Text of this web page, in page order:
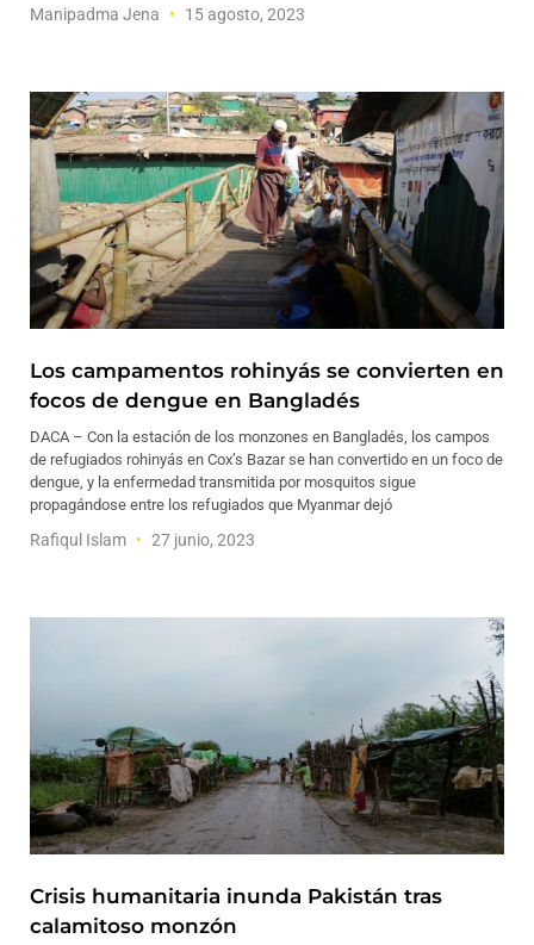
Manipadma Jena 15 agosto, 2023
Los campamentos rohinyás se convierten en
focos de dengue en Bangladés
DACA – Con la estación de los monzones en Bangladés, los campos
de refugiados rohinyás en Cox’s Bazar se han convertido en un foco de
dengue, y la enfermedad transmitida por mosquitos sigue
propagándose entre los refugiados que Myanmar dejó
Rafiqul Islam 27 junio, 2023
Crisis humanitaria inunda Pakistán tras
calamitoso monzón